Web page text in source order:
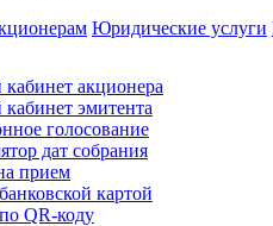
Юридические услуги
акционера
эмитента
голосование
дат собрания
прием
картой
QR-коду